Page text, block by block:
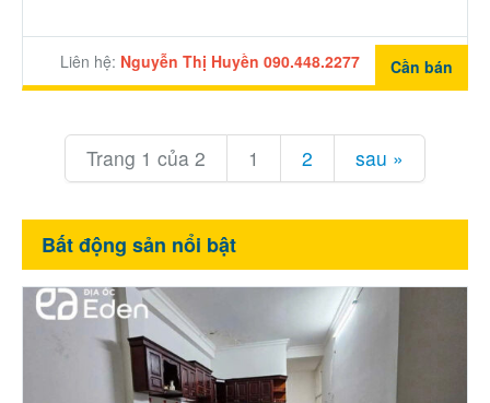
Liên hệ: Nguyễn Thị Huyền 090.448.2277 Cần bán
Trang 1 của 2 1 2 sau »
Bất động sản nổi bật